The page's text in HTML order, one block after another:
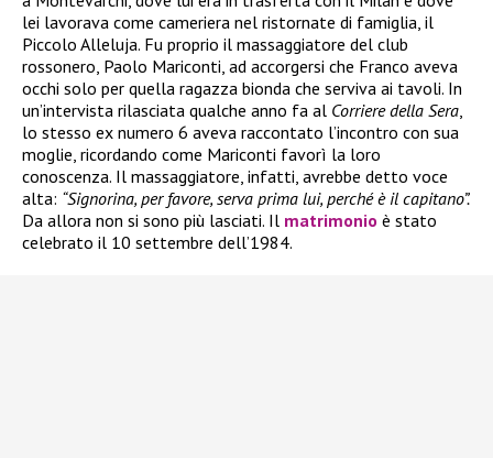
lei lavorava come cameriera nel ristornate di famiglia, il
Piccolo Alleluja. Fu proprio il massaggiatore del club
rossonero, Paolo Mariconti, ad accorgersi che Franco aveva
occhi solo per quella ragazza bionda che serviva ai tavoli. In
un’intervista rilasciata qualche anno fa al Corriere della Sera,
lo stesso ex numero 6 aveva raccontato l’incontro con sua
moglie, ricordando come Mariconti favorì la loro
conoscenza. Il massaggiatore, infatti, avrebbe detto voce
alta: “Signorina, per favore, serva prima lui, perché è il capitano”.
Da allora non si sono più lasciati. Il matrimonio è stato
celebrato il 10 settembre dell’1984.